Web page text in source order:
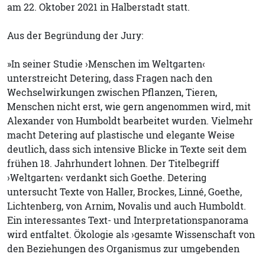
am 22. Oktober 2021 in Halberstadt statt.
Aus der Begründung der Jury:
»In seiner Studie ›Menschen im Weltgarten‹
unterstreicht Detering, dass Fragen nach den
Wechselwirkungen zwischen Pflanzen, Tieren,
Menschen nicht erst, wie gern angenommen wird, mit
Alexander von Humboldt bearbeitet wurden. Vielmehr
macht Detering auf plastische und elegante Weise
deutlich, dass sich intensive Blicke in Texte seit dem
frühen 18. Jahrhundert lohnen. Der Titelbegriff
›Weltgarten‹ verdankt sich Goethe. Detering
untersucht Texte von Haller, Brockes, Linné, Goethe,
Lichtenberg, von Arnim, Novalis und auch Humboldt.
Ein interessantes Text- und Interpretationspanorama
wird entfaltet. Ökologie als ›gesamte Wissenschaft von
den Beziehungen des Organismus zur umgebenden